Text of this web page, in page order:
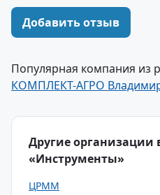
Добавить отзыв
Популярная компания из
КОМПЛЕКТ-АГРО
Другие организации
«Инструменты»
ЦРММ